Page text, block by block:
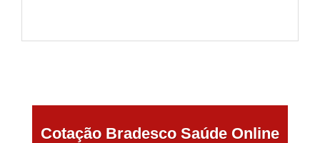
Cotação Bradesco Saúde Online